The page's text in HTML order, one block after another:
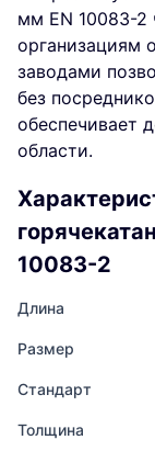
мм EN 10083-2
организациям
заводами
без
обеспечивает
области.
10083-2
Длина
Размер
Стандарт
Толщина